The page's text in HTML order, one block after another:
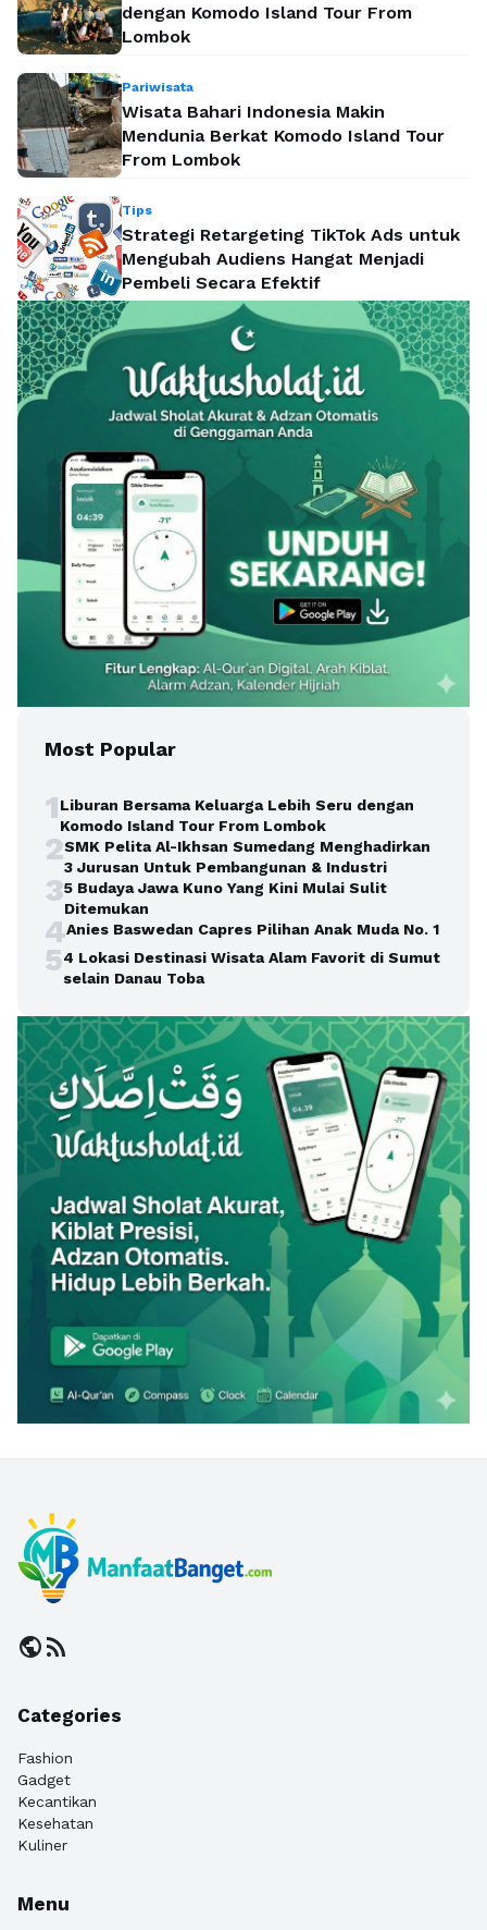
dengan Komodo Island Tour From
Lombok
Pariwisata
Wisata Bahari Indonesia Makin
Mendunia Berkat Komodo Island Tour
From Lombok
Tips
Strategi Retargeting TikTok Ads untuk
Mengubah Audiens Hangat Menjadi
Pembeli Secara Efektif
Most Popular
1Liburan Bersama Keluarga Lebih Seru dengan
Komodo Island Tour From Lombok
2SMK Pelita Al-Ikhsan Sumedang Menghadirkan
3 Jurusan Untuk Pembangunan & Industri
35 Budaya Jawa Kuno Yang Kini Mulai Sulit
Ditemukan
4Anies Baswedan Capres Pilihan Anak Muda No. 1
54 Lokasi Destinasi Wisata Alam Favorit di Sumut
selain Danau Toba
publicrss_feed
Categories
Fashion
Gadget
Kecantikan
Kesehatan
Kuliner
Menu